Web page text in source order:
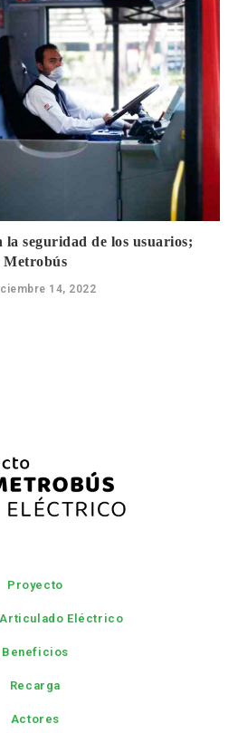
la seguridad de los usuarios;
Metrobús
14, 2022
Proyecto
Eléctrico
Beneficios
Recarga
Actores